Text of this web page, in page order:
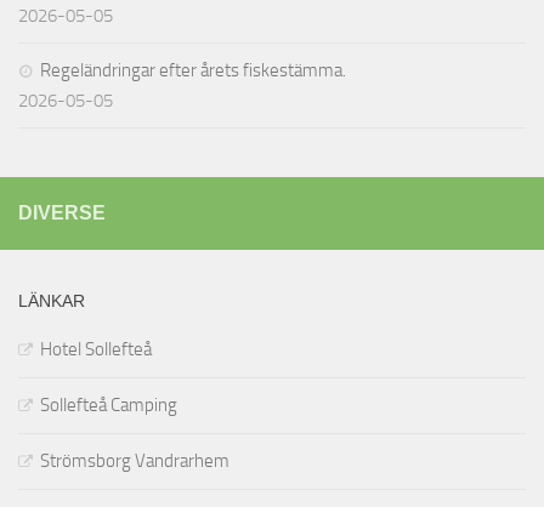
2026-05-05
Regeländringar efter årets fiskestämma.
2026-05-05
DIVERSE
LÄNKAR
Hotel Sollefteå
Sollefteå Camping
Strömsborg Vandrarhem